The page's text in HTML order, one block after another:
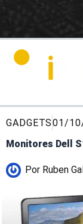
GADGETS01/
Monitores Dell
Por Ruben